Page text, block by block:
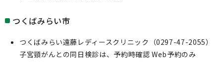
つくばみらい市
つくばみらい遠藤レディースクリニック（0297-47-2055）
子宮頸がんとの同日検診は、予約時確認 Web予約のみ